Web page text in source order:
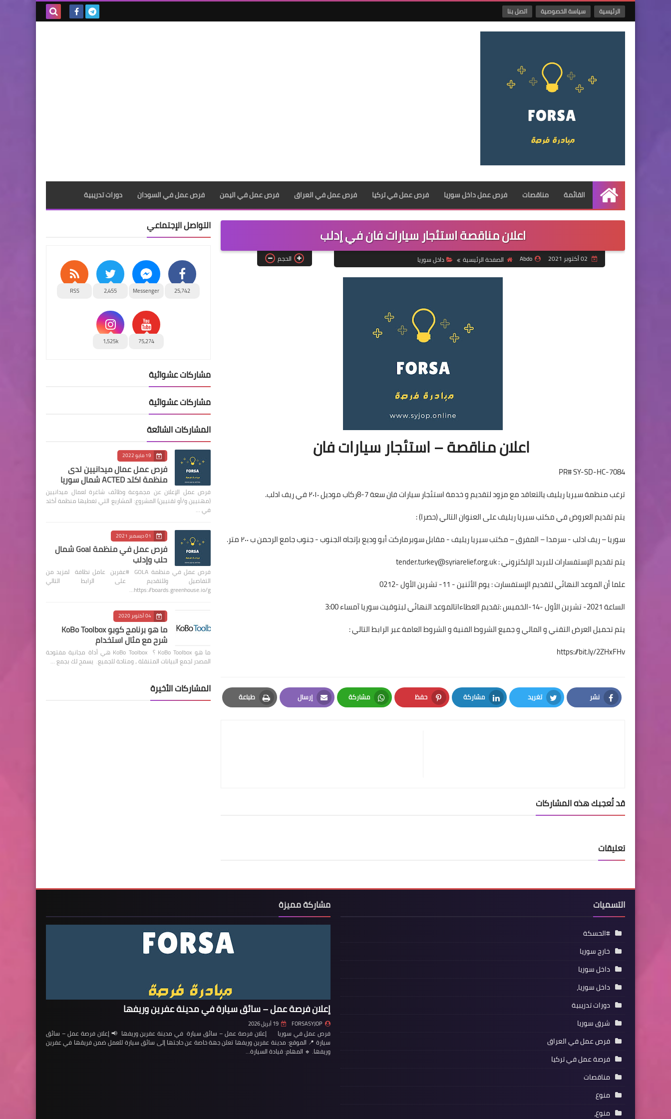
الرئيسية سياسة الخصوصية اتصل بنا
الرئيسية
القائمة مناقصات فرص عمل داخل سوريا فرص عمل في تركيا فرص عمل في العراق فرص عمل في اليمن فرص عمل في السودان دورات تدريبية
اعلان مناقصة استئجار سيارات فان في إدلب
Abdo الصفحة الرئيسية داخل سوريا الحجم
اعلان مناقصة – استئجار سيارات فان
PR# SY-SD-HC-7084
ترغب منظمة سيريا ريليف يالتعاقد مع مزود لتقديم و خدمة استئجار سيارات فان سعة 7-8ركاب موديل ٢٠١٠ في ريف ادلب.
يتم تقديم العروض في مكتب سيريا ريليف على العنوان التالي (حصرا) :
سوريا – ريف ادلب - سرمدا – المفرق – مكتب سيريا ريليف - مقابل سوبرماركت أبو وديع بإتجاه الجنوب - جنوب جامع الرحمن ب ٢٠٠ متر.
يتم تقديم الإستفسارات للبريد الإلكتروني :tender.turkey@syriarelief.org.uk
علما أن الموعد النهائي لتقديم الإستفسارت : يوم الأثنين - 11- تشرين الأول -0212
الساعة 2021- تشرين الأول -14-الخميس :تقديم العطاءاتالموعد النهائي لبتوقيت سوريا آمساء 3:00
يتم تحميل العرض التقني و المالي و جميع الشروط الفنية و الشروط العامة عبر الرابط التالي :
https://bit.ly/2ZHxFHv
نشر
Facebook
تغريد
Twitter
مشاركة
LinkedIn
حفظ
Pinterest
مشاركة
Whatsapp
إرسال
Email
طباعة
Print
قد تُعجبك هذه المشاركات
تعليقات
التواصل الإجتماعي
25,742
Messenger
2,455
RSS
75,274
1,525k
مشاركات عشوائية
مشاركات عشوائية
المشاركات الشائعة
19 مايو 2022
فرص عمل عمال ميدانيين لدى
منظمة اكتد ACTED شمال سوريا
فرص عمل الإعلان عن مجموعة وظائف شاغرة لعمال ميدانيين
(مهنيين و/أو تقنيين) المشروع: المشاريع التي تغطيها منظمة أكتد
في …
01 ديسمبر 2021
فرص عمل في منظمة Goal شمال
حلب وإدلب
فرص عمل في منظمة GOLA #عفرين عامل نظافة لمزيد من
التفاصيل وللتقديم على الرابط التالي
https://boards.greenhouse.io/g…
04 أكتوبر 2020
ما هو برنامج كوبو KoBo Toolbox
شرح مع مثال استخدام
ما هو KoBo Toolbox ؟ KoBo Toolbox هي أداة مجانية مفتوحة
المصدر لجمع البيانات المتنقلة ، ومتاحة للجميع. يسمح لك بجمع …
المشاركات الأخيرة
التسميات
#الحسكة
خارج سوريا
داخل سوريا
داخل سوريا،
دورات تدريبية
شرق سوريا
فرص عمل في العراق
فرصة عمل في تركيا
مناقصات
منوع
منوع،
مشاركة مميزة
إعلان فرصة عمل – سائق سيارة في مدينة عفرين وريفها
FORSASYJOP 19 أبريل 2026
فرص عمل في سوريا إعلان فرصة عمل – سائق سيارة في مدينة عفرين وريفها 📢 إعلان فرصة عمل – سائق
سيارة 📍 الموقع: مدينة عفرين وريفها تعلن جهة خاصة عن حاجتها إلى سائق سيارة للعمل ضمن فريقها في عفرين
وريفها. 🔹 المهام: قيادة السيارة…